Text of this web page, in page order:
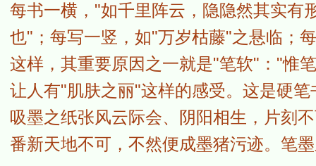
每书一横，"如千里阵云，隐隐然其实有
也"；每写一竖，如"万岁枯藤"之悬临；
这样，其重要原因之一就是"笔软"："惟
让人有"肌肤之丽"这样的感受。这是硬
吸墨之纸张风云际会、阴阳相生，片刻
番新天地不可，不然便成墨猪污迹。笔